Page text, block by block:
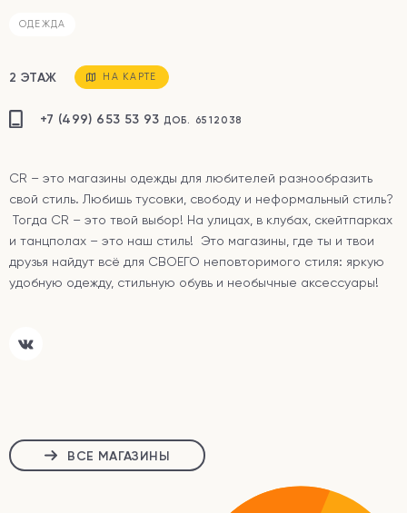
ОДЕЖДА
2 ЭТАЖ НА КАРТЕ
+7 (499) 653 53 93 ДОБ. 6512038
CR – это магазины одежды для любителей разнообразить
свой стиль. Любишь тусовки, свободу и неформальный стиль?
Тогда CR – это твой выбор! На улицах, в клубах, скейтпарках
и танцполах – это наш стиль! Это магазины, где ты и твои
друзья найдут всё для СВОЕГО неповторимого стиля: яркую
удобную одежду, стильную обувь и необычные аксессуары!
ВСЕ МАГАЗИНЫ